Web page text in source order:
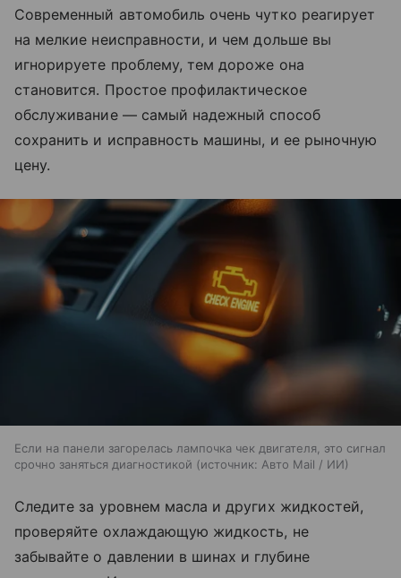
Современный автомобиль очень чутко реагирует
на мелкие неисправности, и чем дольше вы
игнорируете проблему, тем дороже она
становится. Простое профилактическое
обслуживание — самый надежный способ
сохранить и исправность машины, и ее рыночную
цену.
Если на панели загорелась лампочка чек двигателя, это сигнал
срочно заняться диагностикой
источник: Авто Mail / ИИ
Следите за уровнем масла и других жидкостей,
проверяйте охлаждающую жидкость, не
забывайте о давлении в шинах и глубине